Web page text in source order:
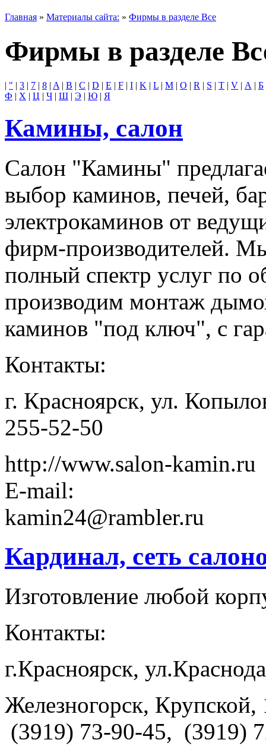
Главная » Материалы сайта: » Фирмы в разделе Все
Фирмы в разделе
| " | 3 | 7 | 8 | A | B | C | D | E | F | I | K | L | M | O | R | S | T | V | А | Б
Ф | Х | Ц | Ч | Ш | Э | Ю | Я
Камины, салон
Салон "Камины"
выбор каминов, печей,
электрокаминов от
фирм-производителей.
полный спектр услуг по
производим монтаж
каминов "под ключ", с
Контакты:
г. Красноярск, ул.
255-52-50
http://www.salon-kamin.ru
E-mail:
kamin24@rambler.ru
Кардинал, сеть
Изготовление любой
Контакты:
г.Красноярск,
Железногорск, Крупской,
(3919) 73-90-45, (3919)